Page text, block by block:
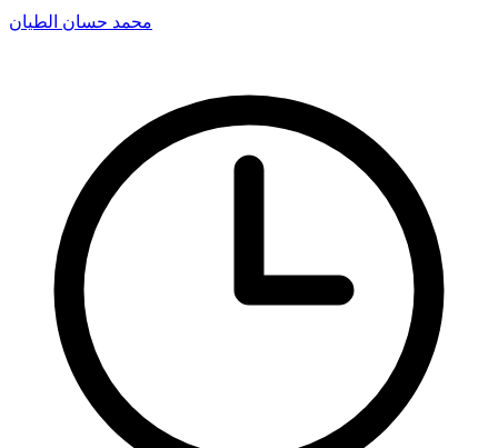
محمد حسان الطيان